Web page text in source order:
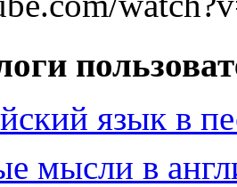
язык в
мысли в